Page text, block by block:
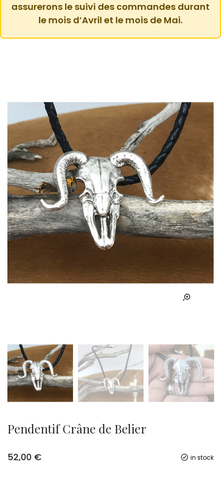
assurerons le suivi des commandes durant
le mois d’Avril et le mois de Mai.
Pendentif Crâne de Belier
in stock
52,00 €